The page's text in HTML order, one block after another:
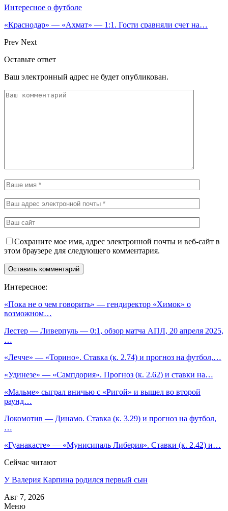
Интересное о футболе
«Краснодар» — «Ахмат» — 1:1. Гости сравняли счет на…
Prev Next
Оставьте ответ
Ваш электронный адрес не будет опубликован.
Сохраните мое имя, адрес электронной почты и веб-сайт в
этом браузере для следующего комментария.
Интересное:
«Пока не о чем говорить» — гендиректор «Химок» о
возможном…
Лестер — Ливерпуль — 0:1, обзор матча АПЛ, 20 апреля 2025,
…
«Лечче» — «Торино». Ставка (к. 2.74) и прогноз на футбол,…
«Удинезе» — «Сампдория». Прогноз (к. 2.62) и ставки на…
«Мальме» сыграл вничью с «Ригой» и вышел во второй
раунд…
Локомотив — Динамо. Ставка (к. 3.29) и прогноз на футбол,
…
«Гуанакасте» — «Мунисипаль Либерия». Ставки (к. 2.42) и…
Сейчас читают
У Валерия Карпина родился первый сын
Авг 7, 2026
Меню